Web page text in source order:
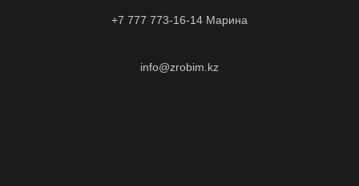
+7 777 773-16-14 Марина
info@zrobim.kz